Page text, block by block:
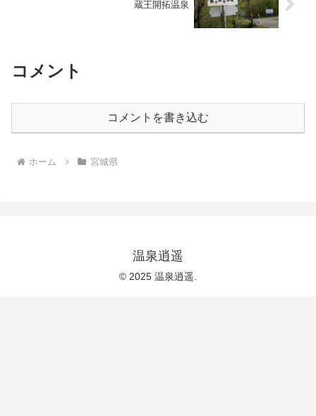
蔵王開拓温泉
コメント
コメントを書き込む
ホーム 宮城県
温泉逍遥
© 2025 温泉逍遥.